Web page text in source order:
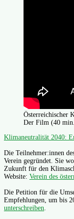
Österreichischer
Der Film (40
Klimaneutralität 2040:
Die Teilnehmer:innen
Verein gegründet. Sie
Zukunft für den
Website: Verein des
Die Petition für die
Empfehlungen, um bis
unterschreiben